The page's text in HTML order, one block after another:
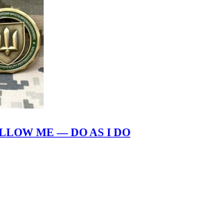
ME — DO AS I DO